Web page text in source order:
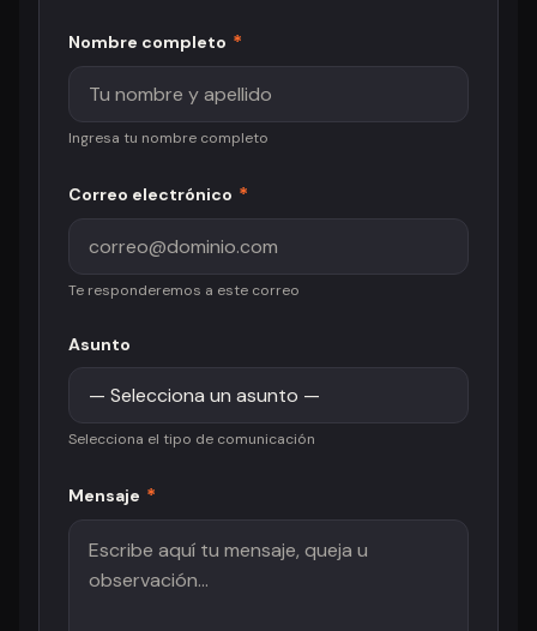
Nombre completo *
Ingresa tu nombre completo
Correo electrónico *
Te responderemos a este correo
Asunto
Selecciona el tipo de comunicación
Mensaje *